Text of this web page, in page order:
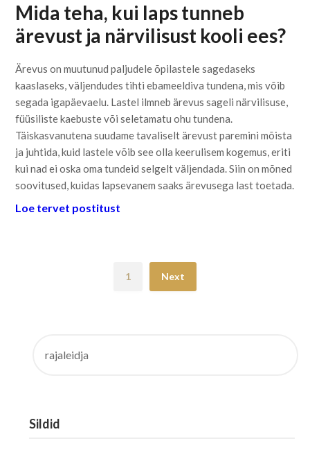
Mida teha, kui laps tunneb
ärevust ja närvilisust kooli ees?
Ärevus on muutunud paljudele õpilastele sagedaseks
kaaslaseks, väljendudes tihti ebameeldiva tundena, mis võib
segada igapäevaelu. Lastel ilmneb ärevus sageli närvilisuse,
füüsiliste kaebuste või seletamatu ohu tundena.
Täiskasvanutena suudame tavaliselt ärevust paremini mõista
ja juhtida, kuid lastele võib see olla keerulisem kogemus, eriti
kui nad ei oska oma tundeid selgelt väljendada. Siin on mõned
soovitused, kuidas lapsevanem saaks ärevusega last toetada.
Loe tervet postitust
1 Next
Sildid